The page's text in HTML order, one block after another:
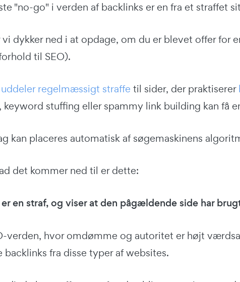
"no-go" i verden af backlinks er en fra et straffet
vi dykker ned i at opdage, om du er blevet offer for
til SEO).
regelmæssigt straffe til sider, der praktiserer
keyword stuffing eller spammy link building kan få
kan placeres automatisk af søgemaskinens
det kommer ned til er dette:
er en straf, og viser at den pågældende side har
verden, hvor omdømme og autoritet er højt
backlinks fra disse typer af websites.